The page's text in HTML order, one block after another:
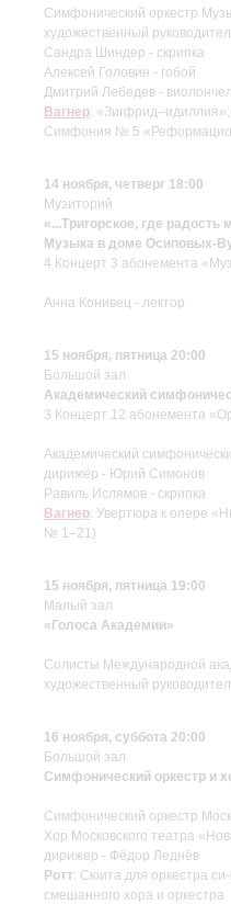
Симфонический оркестр
художественный
Сандра Шиндер - скрипка
Алексей Головин - гобой
Дмитрий Лебедев -
Вагнер: «Зигфрид–идиллия»;
Симфония № 5
14 ноября, четверг 18:00
Музиторий
«...Тригорское, где радость
Музыка в доме Осиповых-
4 Концерт 3 абонемента
Анна Конивец - лектор
15 ноября, пятница 20:00
Большой зал
Академический
3 Концерт 12 абонемента
Академический
дирижёр - Юрий Симонов
Равиль Ислямов - скрипка
Вагнер: Увертюра к опере
№ 1–21)
15 ноября, пятница 19:00
Малый зал
«Голоса Академии»
Солисты Международной
художественный
16 ноября, суббота 20:00
Большой зал
Симфонический оркестр и
Симфонический оркестр
Хор Московского театра
дирижер - Фёдор Леднёв
Ротт: Сюита для оркестра
смешанного хора и оркестра